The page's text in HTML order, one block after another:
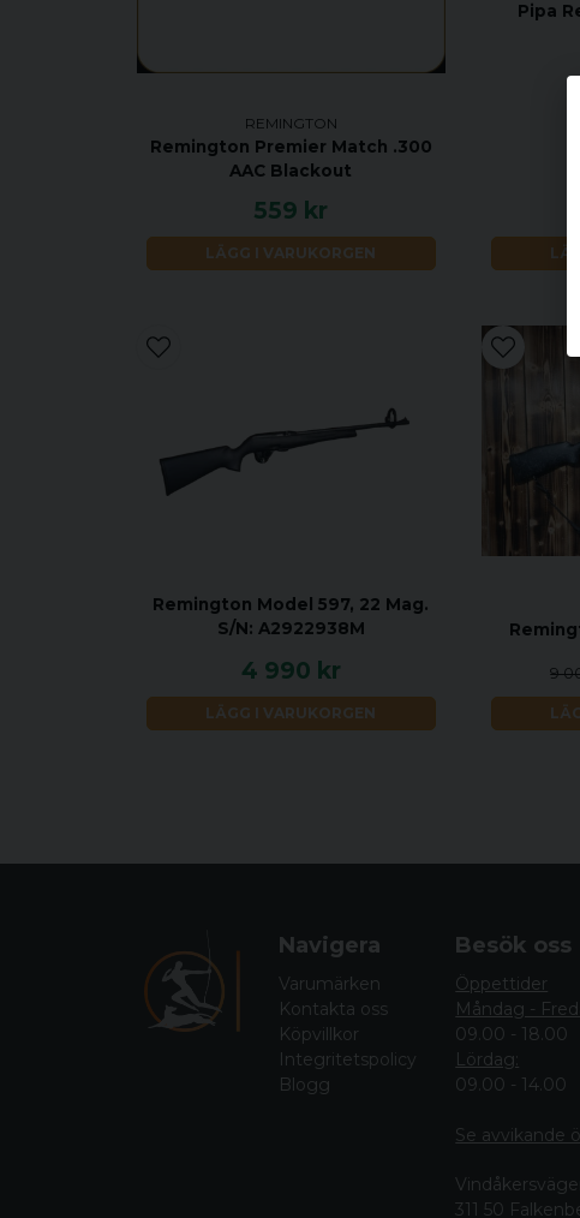
REMINGTON
Remington Premier Match .300
AAC Blackout
559 kr
LÄGG I VARUKORGEN
Pipa
Remington Model 597, 22 Mag.
S/N: A2922938M
4 990 kr
LÄGG I VARUKORGEN
9
Navigera
Varumärken
Kontakta oss
Köpvillkor
Integritetspolicy
Blogg
Besök oss
Öppettider
Måndag -
09.00 - 18.00
Lördag:
09.00 - 14.00
Se avvikande
311 50